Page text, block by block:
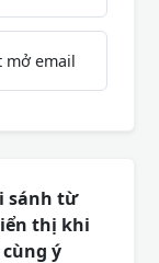
mở email
sánh từ
thị khi
ý